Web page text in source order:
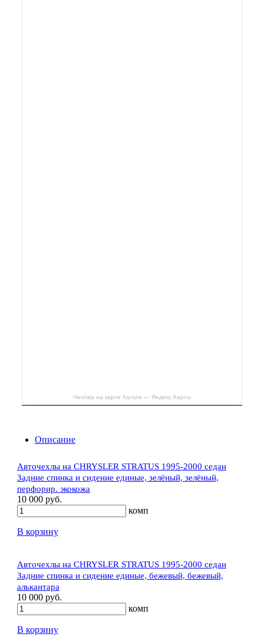
Чехлер на карте Калуги — Яндекс Карты
Описание
Авточехлы на CHRYSLER STRATUS 1995-2000 седан
Задние спинка и сидение единые, зелёный, зелёный,
перфорир. экокожа
10 000 руб.
комп
В корзину
Авточехлы на CHRYSLER STRATUS 1995-2000 седан
Задние спинка и сидение единые, бежевый, бежевый,
алькантара
10 000 руб.
комп
В корзину